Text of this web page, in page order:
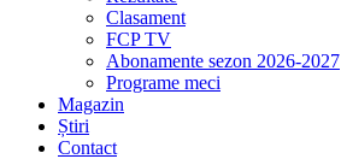
Clasament
FCP TV
Abonamente sezon 2026-2027
Programe meci
Magazin
Știri
Contact